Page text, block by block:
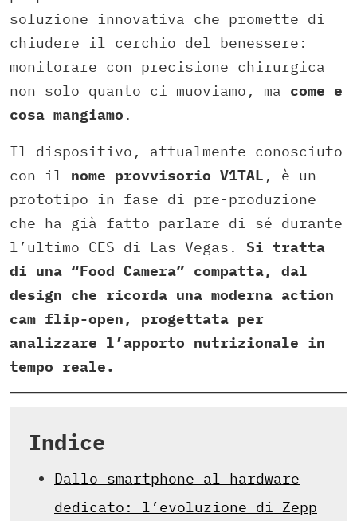
soluzione innovativa che promette di
chiudere il cerchio del benessere:
monitorare con precisione chirurgica
non solo quanto ci muoviamo, ma come e
cosa mangiamo .
Il dispositivo, attualmente conosciuto
con il nome provvisorio V1TAL , è un
prototipo in fase di pre-produzione
che ha già fatto parlare di sé durante
l’ultimo CES di Las Vegas. Si tratta
di una “Food Camera” compatta, dal
design che ricorda una moderna action
cam flip-open, progettata per
analizzare l’apporto nutrizionale in
tempo reale.
Indice
Dallo smartphone al hardware
dedicato: l’evoluzione di Zepp